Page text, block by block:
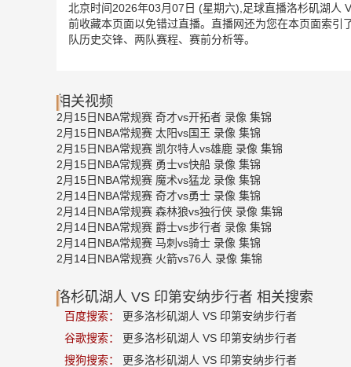
北京时间2026年03月07日 (星期六),足球直播洛杉矶湖人
前收藏本页面以免错过直播。直播网还为您在本页面索
队历史交锋、两队赛程、赛前分析等。
相关视频
2月15日NBA常规赛 奇才vs开拓者 录像 集锦
2月15日NBA常规赛 太阳vs国王 录像 集锦
2月15日NBA常规赛 凯尔特人vs雄鹿 录像 集锦
2月15日NBA常规赛 勇士vs快船 录像 集锦
2月15日NBA常规赛 魔术vs猛龙 录像 集锦
2月14日NBA常规赛 奇才vs勇士 录像 集锦
2月14日NBA常规赛 森林狼vs独行侠 录像 集锦
2月14日NBA常规赛 爵士vs步行者 录像 集锦
2月14日NBA常规赛 马刺vs骑士 录像 集锦
2月14日NBA常规赛 火箭vs76人 录像 集锦
洛杉矶湖人 VS 印第安纳步行者 相关搜索
百度搜索：
更多洛杉矶湖人 VS 印第安纳步行者
谷歌搜索：
更多洛杉矶湖人 VS 印第安纳步行者
搜狗搜索：
更多洛杉矶湖人 VS 印第安纳步行者